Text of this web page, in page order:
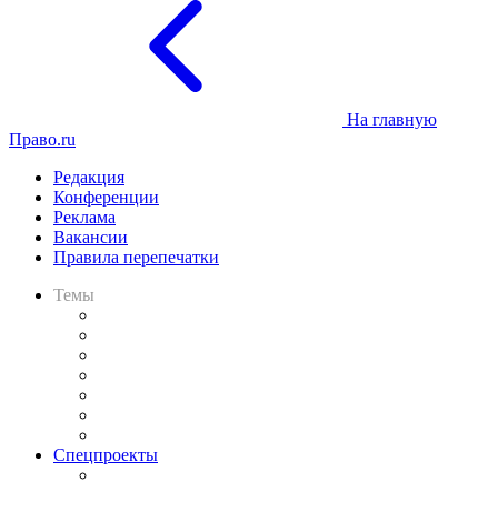
На главную
Право.ru
Редакция
Конференции
Реклама
Вакансии
Правила перепечатки
Темы
Спецпроекты